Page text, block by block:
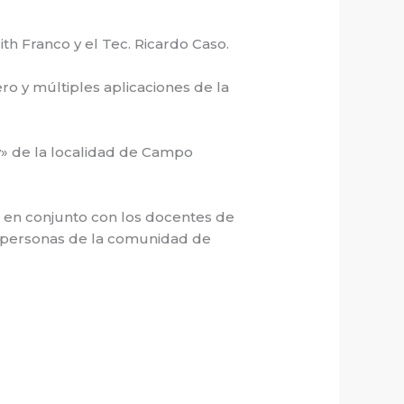
Franco y el Tec. Ricardo Caso.
y múltiples aplicaciones de la
de la localidad de Campo
conjunto con los docentes de
de la comunidad de